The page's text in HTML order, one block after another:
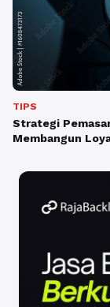
TIPS
Strategi
Membangun